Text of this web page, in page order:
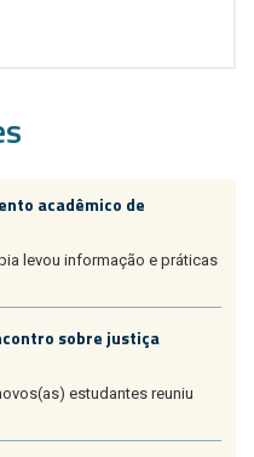
acadêmico de
levou informação e práticas
sobre justiça
estudantes reuniu